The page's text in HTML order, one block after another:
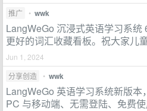
推广 • wwk
LangWeGo 沉浸式英语学习系统
更好的词汇收藏看板。祝大家儿
Jun 1, 2024
分享创造
• wwk
LangWeGo 英语学习系统新版本
PC 与移动端、无需登陆、免费使